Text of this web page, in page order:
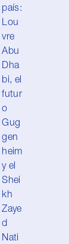
país:
Lou
vre
Abu
Dha
bi, el
futur
o
Gug
gen
heim
y el
Shei
kh
Zaye
d
Nati